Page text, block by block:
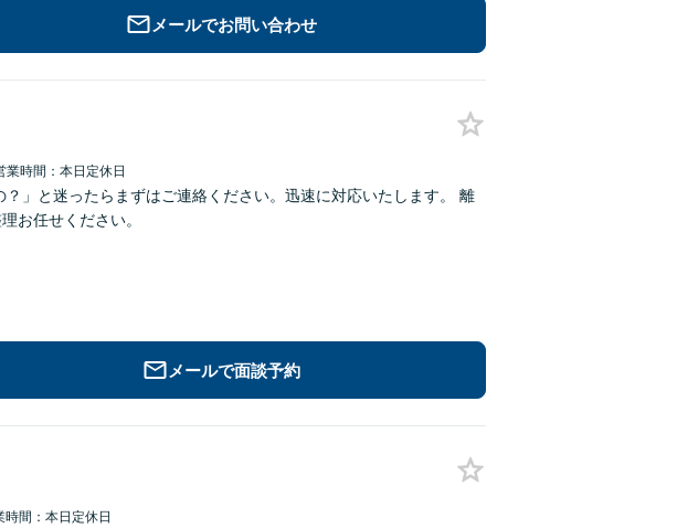
メールでお問い合わせ
業時間：本日定休日
？」と迷ったらまずはご連絡ください。迅速に対応いたします。 離
お任せください。
メールで面談予約
時間：本日定休日